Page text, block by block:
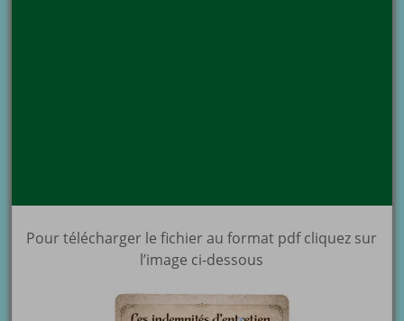
Pour télécharger le fichier au format pdf cliquez sur
l’image ci-dessous